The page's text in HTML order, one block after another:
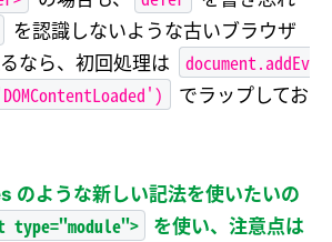
を認識しないような古いブラウザ
なら、初回処理は
document.addEv
でラップしてお
のような新しい記法を使いたいの
を使い、注意点は